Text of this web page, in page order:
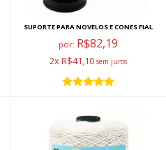
SUPORTE PARA NOVELOS E CONES FIAL
por: R$82,19
2x R$41,10